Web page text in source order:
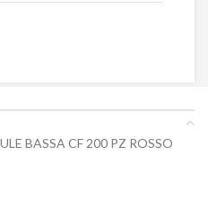
BASSA CF 200 PZ ROSSO